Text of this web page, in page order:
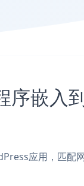
嵌入
应用，匹配